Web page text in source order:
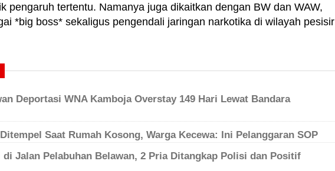
pengaruh tertentu. Namanya juga dikaitkan dengan BW dan WAW,
*big boss* sekaligus pengendali jaringan narkotika di wilayah pesisir
Deportasi WNA Kamboja Overstay 149 Hari Lewat Bandara
Saat Rumah Kosong, Warga Kecewa: Ini Pelanggaran SOP
Jalan Pelabuhan Belawan, 2 Pria Ditangkap Polisi dan Positif